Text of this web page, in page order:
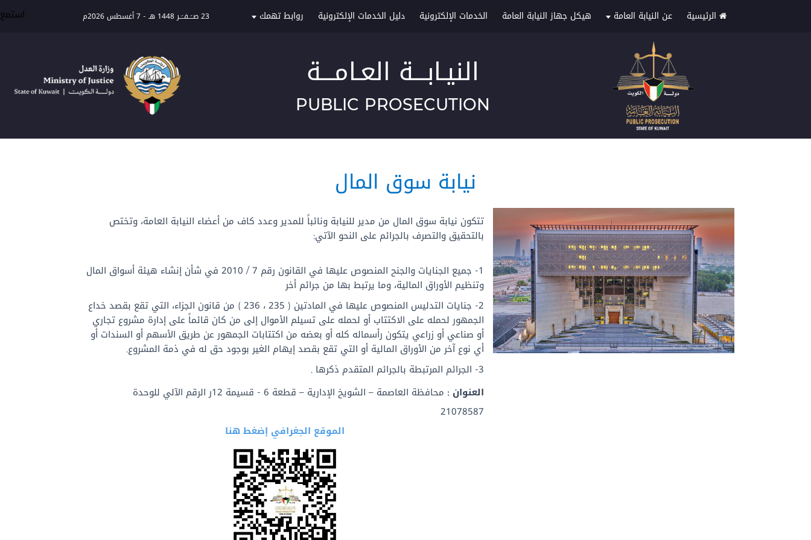
استمع 23 صــَــفــَــر 1448 هـ -7 أغسطس 2026م الرئيسية عن النيابة العامة هيكل جهاز النيابة العامة الخدمات الإلكترونية دليل الخدمات الإلكترونية روابط تهمك
النيـابـــة العـامـــة
PUBLIC PROSECUTION
نيابة سوق المال
تتكون نيابة سوق المال من مدير للنيابة ونائباً للمدير وعدد كاف من أعضاء النيابة العامة، وتختص
بالتحقيق والتصرف بالجرائم على النحو الآتي:
1- جميع الجنايات والجنح المنصوص عليها في القانون رقم 7 / 2010 في شأن إنشاء هيئة أسواق المال
وتنظيم الأوراق المالية، وما يرتبط بها من جرائم أخر
2- جنايات التدليس المنصوص عليها في المادتين ( 235 ، 236 ) من قانون الجزاء، التي تقع بقصد خداع
الجمهور لحمله على الاكتتاب أو لحمله على تسيلم الأموال إلى من كان قائماً على إدارة مشروع تجاري
أو صناعي أو زراعي يتكون رأسماله كله أو بعضه من اكتتابات الجمهور عن طريق الأسهم أو السندات أو
أي نوع آخر من الأوراق المالية أو التي تقع بقصد إيهام الغير بوجود حق له في ذمة المشروع.
3- الجرائم المرتبطة بالجرائم المتقدم ذكرها .
العنوان :
محافظة العاصمة – الشويخ الإدارية – قطعة 6 - قسيمة 12ر الرقم الآلي للوحدة
21078587 ​
الموقع الجغرافي إضغط هنا